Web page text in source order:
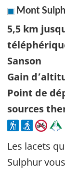
Mont
5,5 km
Sanson
Gain
Point de
sources
Les lacets
Sulphur